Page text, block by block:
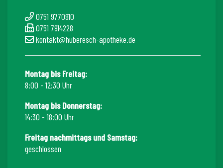
0751 9770910
0751 7914228
kontakt@huberesch-apotheke.de
Montag bis Freitag:
8:00 - 12:30 Uhr
Montag bis Donnerstag:
14:30 - 18:00 Uhr
Freitag nachmittags und Samstag:
geschlossen